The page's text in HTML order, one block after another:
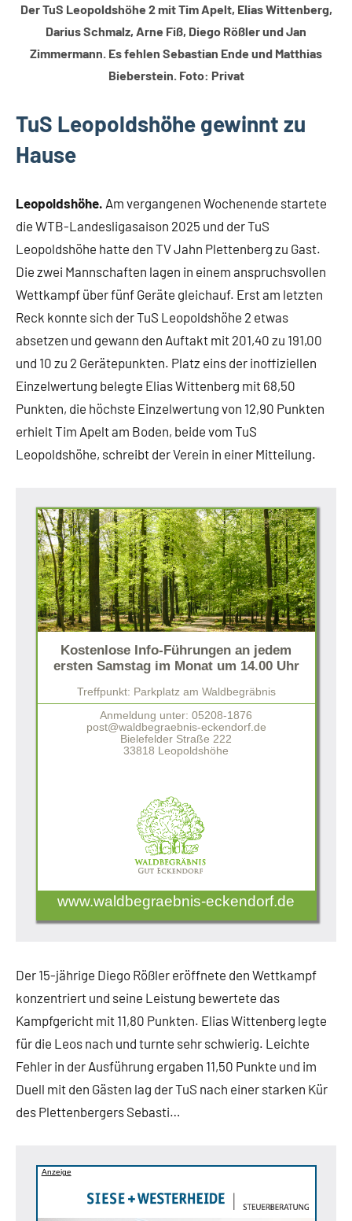
Der TuS Leopoldshöhe 2 mit Tim Apelt, Elias Wittenberg,
Darius Schmalz, Arne Fiß, Diego Rößler und Jan
Zimmermann. Es fehlen Sebastian Ende und Matthias
Bieberstein. Foto: Privat
TuS Leopoldshöhe gewinnt zu
Hause
Leopoldshöhe. Am vergangenen Wochenende startete
die WTB-Landesligasaison 2025 und der TuS
Leopoldshöhe hatte den TV Jahn Plettenberg zu Gast.
Die zwei Mannschaften lagen in einem anspruchsvollen
Wettkampf über fünf Geräte gleichauf. Erst am letzten
Reck konnte sich der TuS Leopoldshöhe 2 etwas
absetzen und gewann den Auftakt mit 201,40 zu 191,00
und 10 zu 2 Gerätepunkten. Platz eins der inoffiziellen
Einzelwertung belegte Elias Wittenberg mit 68,50
Punkten, die höchste Einzelwertung von 12,90 Punkten
erhielt Tim Apelt am Boden, beide vom TuS
Leopoldshöhe, schreibt der Verein in einer Mitteilung.
Kostenlose Info-Führungen an jedem
ersten Samstag im Monat um 14.00 Uhr
Treffpunkt: Parkplatz am Waldbegräbnis
Anmeldung unter: 05208-1876
post@waldbegraebnis-eckendorf.de
Bielefelder Straße 222
33818 Leopoldshöhe
www.waldbegraebnis-eckendorf.de
Der 15-jährige Diego Rößler eröffnete den Wettkampf
konzentriert und seine Leistung bewertete das
Kampfgericht mit 11,80 Punkten. Elias Wittenberg legte
für die Leos nach und turnte sehr schwierig. Leichte
Fehler in der Ausführung ergaben 11,50 Punkte und im
Duell mit den Gästen lag der TuS nach einer starken Kür
des Plettenbergers Sebasti…
Anzeige